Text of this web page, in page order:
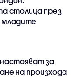
столица през
младите
за
на произхода